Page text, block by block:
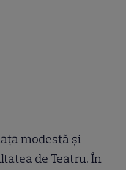
modestă și
de Teatru. În